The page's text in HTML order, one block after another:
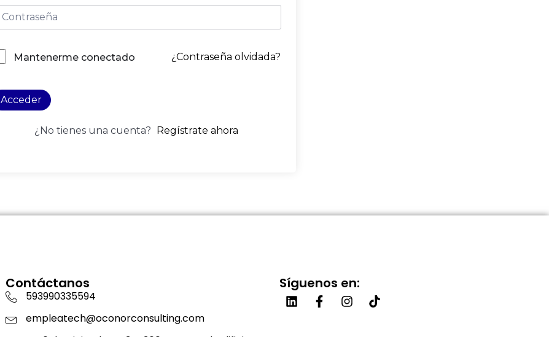
Mantenerme conectado ¿Contraseña olvidada?
Acceder
¿No tienes una cuenta? Regístrate ahora
Contáctanos
593990335594
empleatech@oconorconsulting.com
Síguenos en: